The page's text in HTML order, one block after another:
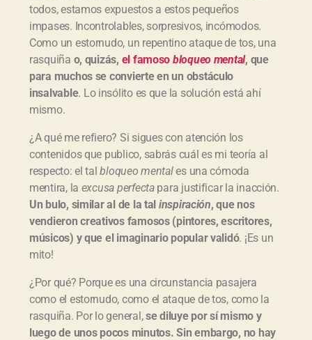
todos, estamos expuestos a estos pequeños
impases. Incontrolables, sorpresivos, incómodos.
Como un estornudo, un repentino ataque de tos, una
rasquiña o, quizás, el famoso bloqueo mental, que
para muchos se convierte en un obstáculo
insalvable. Lo insólito es que la solución está ahí
mismo.
¿A qué me refiero? Si sigues con atención los
contenidos que publico, sabrás cuál es mi teoría al
respecto: el talbloqueo mentales una cómoda
mentira, la excusa perfectapara justificar la inacción.
Un bulo, similar al de la tal inspiración, que nos
vendieron creativos famosos (pintores, escritores,
músicos) y que el imaginario popular validó. ¡Es un
mito!
¿Por qué? Porque es una circunstancia pasajera
como el estornudo, como el ataque de tos, como la
rasquiña. Por lo general,se diluye por sí mismo y
luego de unos pocos minutos. Sin embargo, no hay